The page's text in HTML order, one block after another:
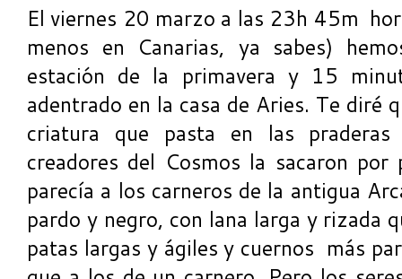
El viernes 20 marzo a las 23h 45m
menos en Canarias, ya sabes)
estación de la primavera y 15
adentrado en la casa de Aries. Te diré
criatura que pasta en las praderas
creadores del Cosmos la sacaron
parecía a los carneros de la antigua
pardo y negro, con lana larga y rizada
patas largas y ágiles y cuernos más